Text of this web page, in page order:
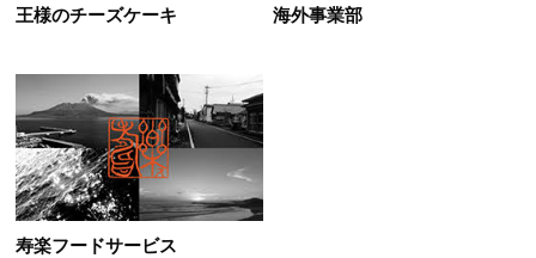
王様のチーズケーキ 海外事業部
寿楽フードサービス